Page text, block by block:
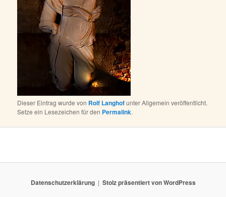
Dieser Eintrag wurde von Rolf Langhofunter Allgemein veröffentlicht.
Setze ein Lesezeichen für den Permalink.
Datenschutzerklärung Stolz präsentiert von WordPress